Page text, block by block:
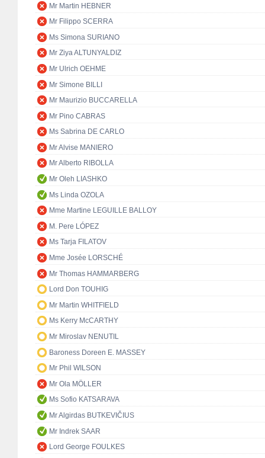
Mr Martin HEBNER
Mr Filippo SCERRA
Ms Simona SURIANO
Mr Ziya ALTUNYALDIZ
Mr Ulrich OEHME
Mr Simone BILLI
Mr Maurizio BUCCARELLA
Mr Pino CABRAS
Ms Sabrina DE CARLO
Mr Alvise MANIERO
Mr Alberto RIBOLLA
Mr Oleh LIASHKO
Ms Linda OZOLA
Mme Martine LEGUILLE BALLOY
M. Pere LÓPEZ
Ms Tarja FILATOV
Mme Josée LORSCHÉ
Mr Thomas HAMMARBERG
Lord Don TOUHIG
Mr Martin WHITFIELD
Ms Kerry McCARTHY
Mr Miroslav NENUTIL
Baroness Doreen E. MASSEY
Mr Phil WILSON
Mr Ola MÖLLER
Ms Sofio KATSARAVA
Mr Algirdas BUTKEVIČIUS
Mr Indrek SAAR
Lord George FOULKES